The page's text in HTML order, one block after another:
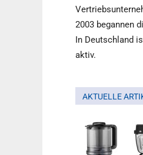
2003 begannen
In Deutschland
aktiv.
AKTUELLE